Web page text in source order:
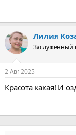
Лилия
Заслуженный
2 Авг 2025
Красота какая! И